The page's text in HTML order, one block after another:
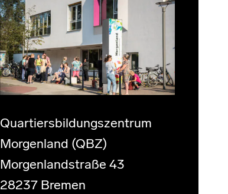
Quartiersbildungszentrum
Morgenland (QBZ)
Morgenlandstraße 43
28237 Bremen